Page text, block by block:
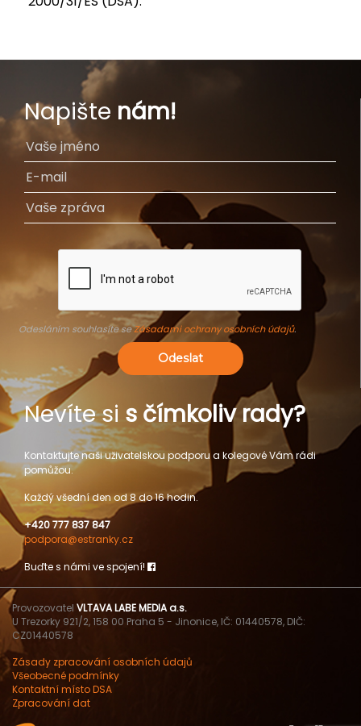
Napište nám!
Odesláním souhlasíte seZásadami ochrany osobních údajů.
Odeslat
Nevíte si s čímkoliv rady?
Kontaktujte naši uživatelskou podporu a kolegové Vám rádi
pomůžou.
Každý všední den od 8 do 16 hodin.
+420 777 837 847
podpora@estranky.cz
Buďte s námi ve spojení!
Provozovatel VLTAVA LABE MEDIA a.s.
U Trezorky 921/2, 158 00 Praha 5 - Jinonice, IČ: 01440578, DIČ:
CZ01440578
Zásady zpracování osobních údajů
Všeobecné podmínky
Kontaktní místo DSA
Zpracování dat